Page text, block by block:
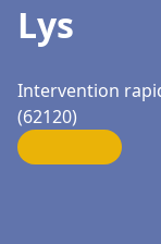
Lys
Intervention
(62120)